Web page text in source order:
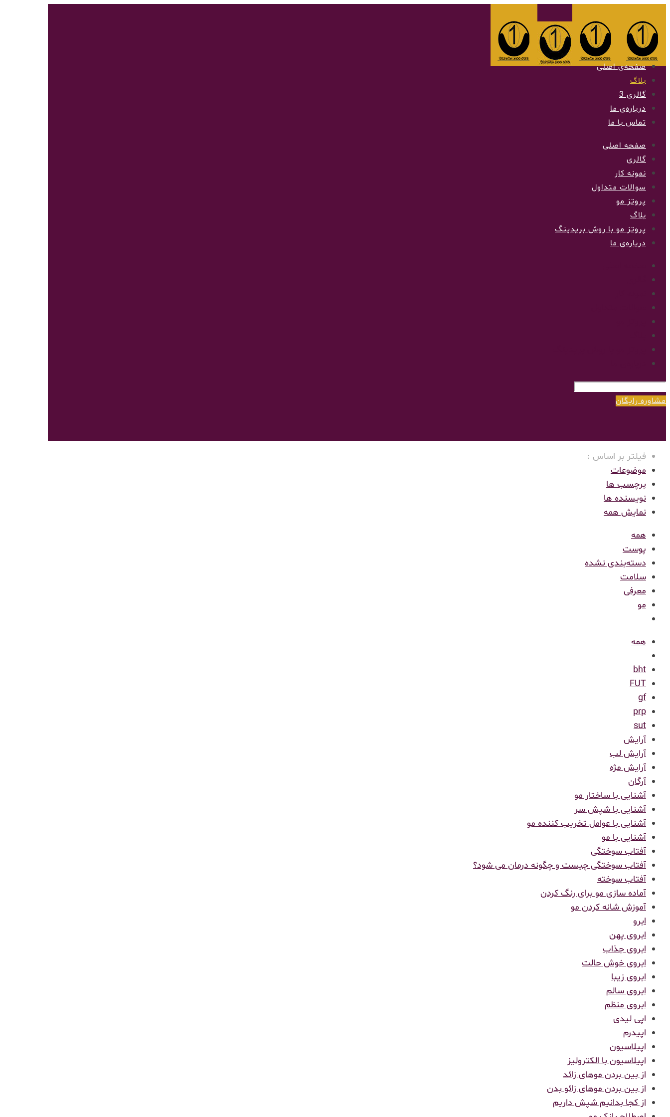
صفحه‌ی اصلی
بلاگ
گالری 3
درباره‌ی ما
تماس با ما
صفحه اصلی
گالری
نمونه کار
سوالات متداول
پروتز مو
بلاگ
پروتز مو با روش بریدینگ
درباره‌ی ما
مشاوره رایگان
فیلتر بر اساس :
موضوعات
برچسب ها
نویسنده ها
نمایش همه
همه
پوست
دسته‌بندی نشده
سلامت
معرفی
مو
همه
bht
FUT
gf
prp
sut
آرایش
آرایش لب
آرایش مژه
آرگان
آشنایی با ساختار مو
آشنایی با شپش سر
آشنایی با عوامل تخریب کننده مو
آشنایی با مو
آفتاب سوختگی
آفتاب سوختگی چیست و چگونه درمان می شود؟
آفتاب سوخته
آماده سازی مو برای رنگ کردن
آموزش شانه کردن مو
ابرو
ابروی پهن
ابروی جذاب
ابروی خوش حالت
ابروی زیبا
ابروی سالم
ابروی منظم
اپی لیدی
اپیدرم
اپیلاسیون
اپیلاسیون با الکترولیز
از بین بردن موهای زائد
از بین بردن موهای زائو بدن
از کجا بدانیم شپش داریم